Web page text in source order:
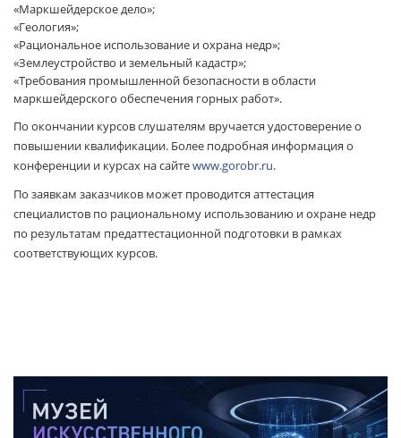
«Маркшейдерское дело»;
«Геология»;
«Рациональное использование и охрана недр»;
«Землеустройство и земельный кадастр»;
«Требования промышленной безопасности в области
маркшейдерского обеспечения горных работ».
По окончании курсов слушателям вручается удостоверение о
повышении квалификации. Более подробная информация о
конференции и курсах на сайтеwww.gorobr.ru.
По заявкам заказчиков может проводится аттестация
специалистов по рациональному использованию и охране недр
по результатам предаттестационной подготовки в рамках
соответствующих курсов.